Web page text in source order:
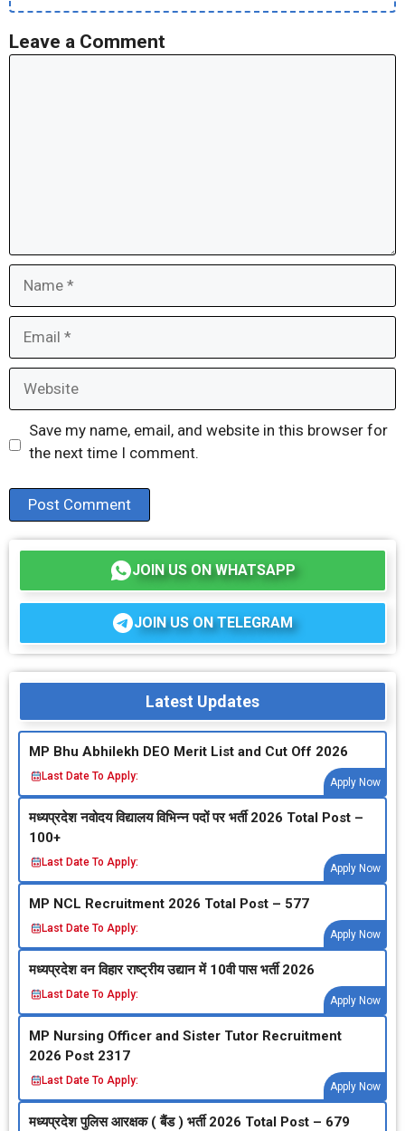
Leave a Comment
Save my name, email, and website in this browser for
the next time I comment.
JOIN US ON WHATSAPP
JOIN US ON TELEGRAM
Latest Updates
MP Bhu Abhilekh DEO Merit List and Cut Off 2026
Last Date To Apply:
Apply Now
मध्‍यप्रदेश नवोदय विद्यालय विभिन्‍न पदों पर भर्ती 2026 Total Post –
100+
Last Date To Apply:
Apply Now
MP NCL Recruitment 2026 Total Post – 577
Last Date To Apply:
Apply Now
मध्‍यप्रदेश वन विहार राष्‍ट्रीय उद्यान में 10वी पास भर्ती 2026
Last Date To Apply:
Apply Now
MP Nursing Officer and Sister Tutor Recruitment
2026 Post 2317
Last Date To Apply:
Apply Now
मध्‍यप्रदेश पुलिस आरक्षक ( बैंड ) भर्ती 2026 Total Post – 679